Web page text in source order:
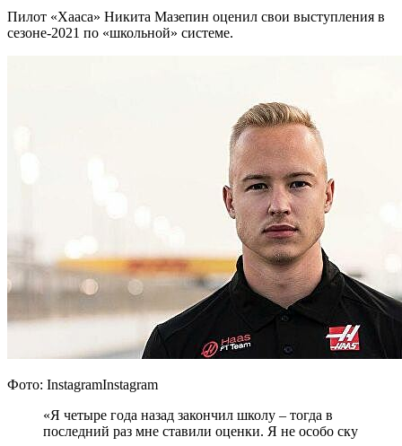
Пилот «Хааса» Никита Мазепин оценил свои выступления в
сезоне-2021 по «школьной» системе.
Фото: InstagramInstagram
«Я четыре года назад закончил школу – тогда в
последний раз мне ставили оценки. Я не особо ску